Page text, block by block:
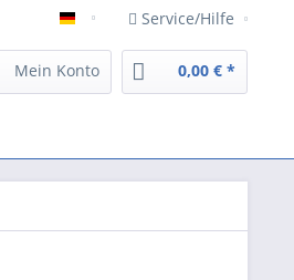
Deutsch Service/Hilfe
Mein Konto 0,00 € *